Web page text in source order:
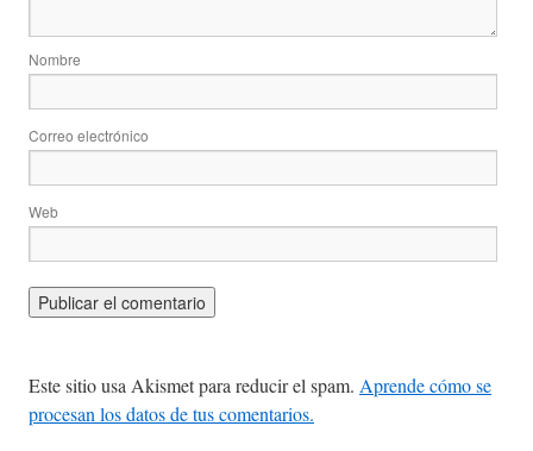
Nombre
Correo electrónico
Web
Este sitio usa Akismet para reducir el spam. Aprende cómo se
procesan los datos de tus comentarios.